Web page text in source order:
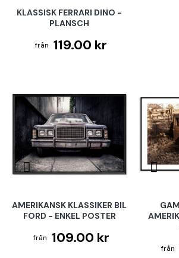
KLASSISK FERRARI DINO -
PLANSCH
119.00 kr
AMERIKANSK KLASSIKER BIL
FORD - ENKEL POSTER
109.00 kr